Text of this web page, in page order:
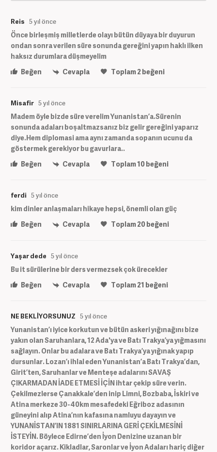
Reis 5 yıl önce
Önce birleşmiş milletlerde olayı bütün düyaya bir duyurun
ondan sonra verilen süre sonunda gereğini yapın haklı ilken
haksız durumlara düşmeyelim
Beğen
Cevapla Toplam2 beğeni
Misafir 5 yıl önce
Madem öyle bizde süre verelim Yunanistan’a.Sürenin
sonunda adaları boşaltmazsanız biz gelir gereğini yaparız
diye.Hem diplomasi ama aynı zamanda sopanın ucunu da
göstermek gerekiyor bu gavurlara..
Beğen
Cevapla Toplam10beğeni
ferdi 5 yıl önce
kim dinler anlaşmaları hikaye hepsi, önemli olan güç
Beğen
Cevapla Toplam20beğeni
Yaşar dede 5 yıl önce
Bu it sürülerine bir ders vermezsek çok ürecekler
Beğen
Cevapla Toplam21 beğeni
NE BEKLİYORSUNUZ 5 yıl önce
Yunanistan’ı iyice korkutun ve bütün askeri yığınağını bize
yakın olan Saruhanlara, 12 Ada'ya ve Batı Trakya’ya yığmasını
sağlayın. Onlar bu adalara ve Batı Trakya’ya yığınak yapıp
dursunlar. Lozan’ı ihlal eden Yunanistan’a Batı Trakya’dan,
Girit’ten, Saruhanlar ve Menteşe adalarını SAVAŞ
ÇIKARMADAN İADE ETMESİ İÇİN ihtar çekip süre verin.
Çekilmezlerse Çanakkale’den inip Limni, Bozbaba, İskiri ve
Atina merkeze 30-40km mesafedeki Eğriboz adasının
güneyini alıp Atina’nın kafasına namluyu dayayın ve
YUNANİSTAN’IN 1881 SINIRLARINA GERİ ÇEKİLMESİNİ
İSTEYİN. Böylece Edirne’den İyon Denizine uzanan bir
koridor açarız. Kikladlar, Saronlar ve İyon Adaları hariç diğer